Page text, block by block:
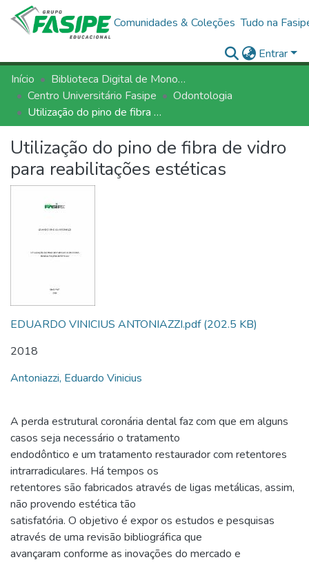
Comunidades & Coleções Tudo na
Entrar
Início
Biblioteca Digital de Monografias - BDM/FASIPE
Centro Universitário Fasipe
Odontologia
Utilização do pino de fibra de vidro para reabilitações estéticas
Utilização do pino de fibra de vidro
para reabilitações estéticas
EDUARDO VINICIUS ANTONIAZZI.pdf(202.5 KB)
2018
Antoniazzi, Eduardo Vinicius
A perda estrutural coronária dental faz com que em alguns
casos seja necessário o tratamento
endodôntico e um tratamento restaurador com retentores
intrarradiculares. Há tempos os
retentores são fabricados através de ligas metálicas, assim,
não provendo estética tão
satisfatória. O objetivo é expor os estudos e pesquisas
através de uma revisão bibliográfica que
avançaram conforme as inovações do mercado e